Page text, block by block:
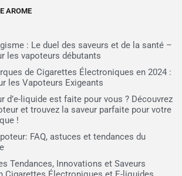
AROME
: Le duel des saveurs et de la santé –
les vapoteurs débutants
de Cigarettes Électroniques en 2024 :
les Vapoteurs Exigeants
d’e-liquide est faite pour vous ? Découvrez
et trouvez la saveur parfaite pour votre
!
FAQ, astuces et tendances du
Tendances, Innovations et Saveurs